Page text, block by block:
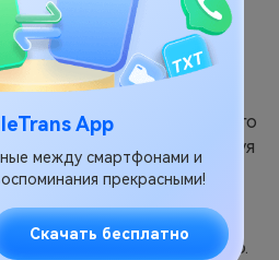
App
между смартфонами и
прекрасными!
Скачать бесплатно
резервную копию ваших
или повреждения
восстановить с любого
к интернету, используя
места резервного
если необходимо
телефон или
другое устройство.